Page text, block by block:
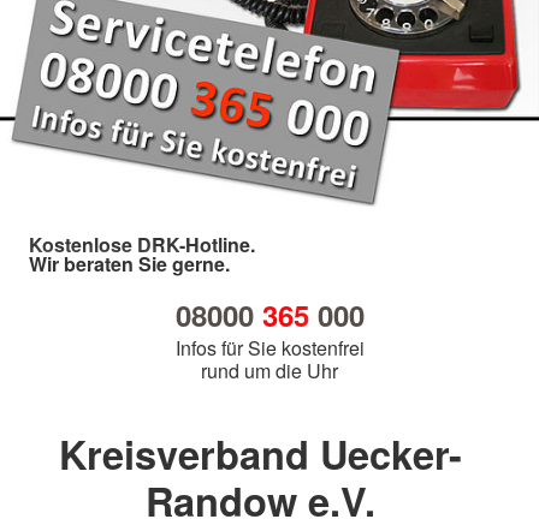
Kostenlose DRK-Hotline.
Wir beraten Sie gerne.
08000 365000
Infos für Sie kostenfrei
rund um die Uhr
Kreisverband Uecker-
Randow e.V.